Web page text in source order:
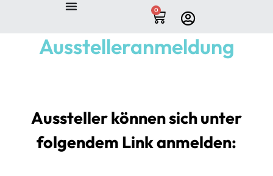
0
Ausstelleranmeldung
Aussteller können sich unter
folgendem Link anmelden: